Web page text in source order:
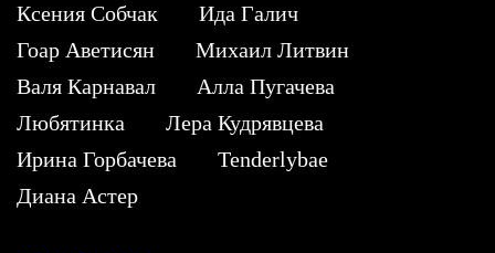
Ксения Собчак
Ида Галич
Гоар Аветисян
Михаил Литвин
Валя Карнавал
Алла Пугачева
Любятинка
Лера Кудрявцева
Ирина Горбачева
Tenderlybae
Диана Астер